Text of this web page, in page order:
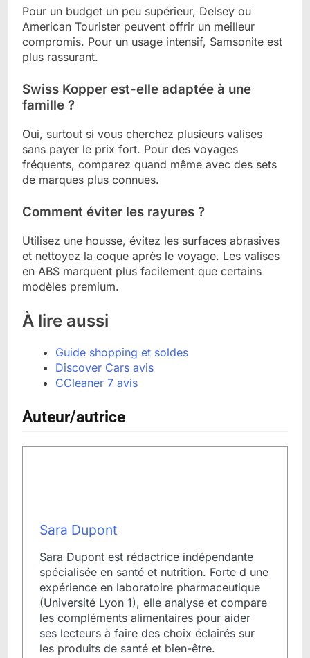
Pour un budget un peu supérieur, Delsey ou
American Tourister peuvent offrir un meilleur
compromis. Pour un usage intensif, Samsonite est
plus rassurant.
Swiss Kopper est-elle adaptée à une
famille ?
Oui, surtout si vous cherchez plusieurs valises
sans payer le prix fort. Pour des voyages
fréquents, comparez quand même avec des sets
de marques plus connues.
Comment éviter les rayures ?
Utilisez une housse, évitez les surfaces abrasives
et nettoyez la coque après le voyage. Les valises
en ABS marquent plus facilement que certains
modèles premium.
À lire aussi
Guide shopping et soldes
Discover Cars avis
CCleaner 7 avis
Auteur/autrice
Sara Dupont
Sara Dupont est rédactrice indépendante
spécialisée en santé et nutrition. Forte d une
expérience en laboratoire pharmaceutique
(Université Lyon 1), elle analyse et compare
les compléments alimentaires pour aider
ses lecteurs à faire des choix éclairés sur
les produits de santé et bien-être.